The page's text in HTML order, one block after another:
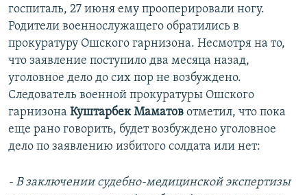
госпиталь, 27 июня ему прооперировали ногу.
Родители военнослужащего обратились в
прокуратуру Ошского гарнизона. Несмотря на то,
что заявление поступило два месяца назад,
уголовное дело до сих пор не возбуждено.
Следователь военной прокуратуры Ошского
гарнизона Куштарбек Маматов отметил, что пока
еще рано говорить, будет возбуждено уголовное
дело по заявлению избитого солдата или нет:
- В заключении судебно-медицинской экспертизы